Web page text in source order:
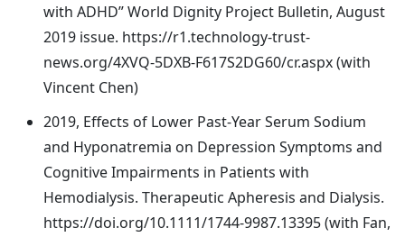
with ADHD” World Dignity Project Bulletin, August
2019 issue. https://r1.technology-trust-
news.org/4XVQ-5DXB-F617S2DG60/cr.aspx (with
Vincent Chen)
2019, Effects of Lower Past‐Year Serum Sodium
and Hyponatremia on Depression Symptoms and
Cognitive Impairments in Patients with
Hemodialysis. Therapeutic Apheresis and Dialysis.
https://doi.org/10.1111/1744-9987.13395 (with Fan,